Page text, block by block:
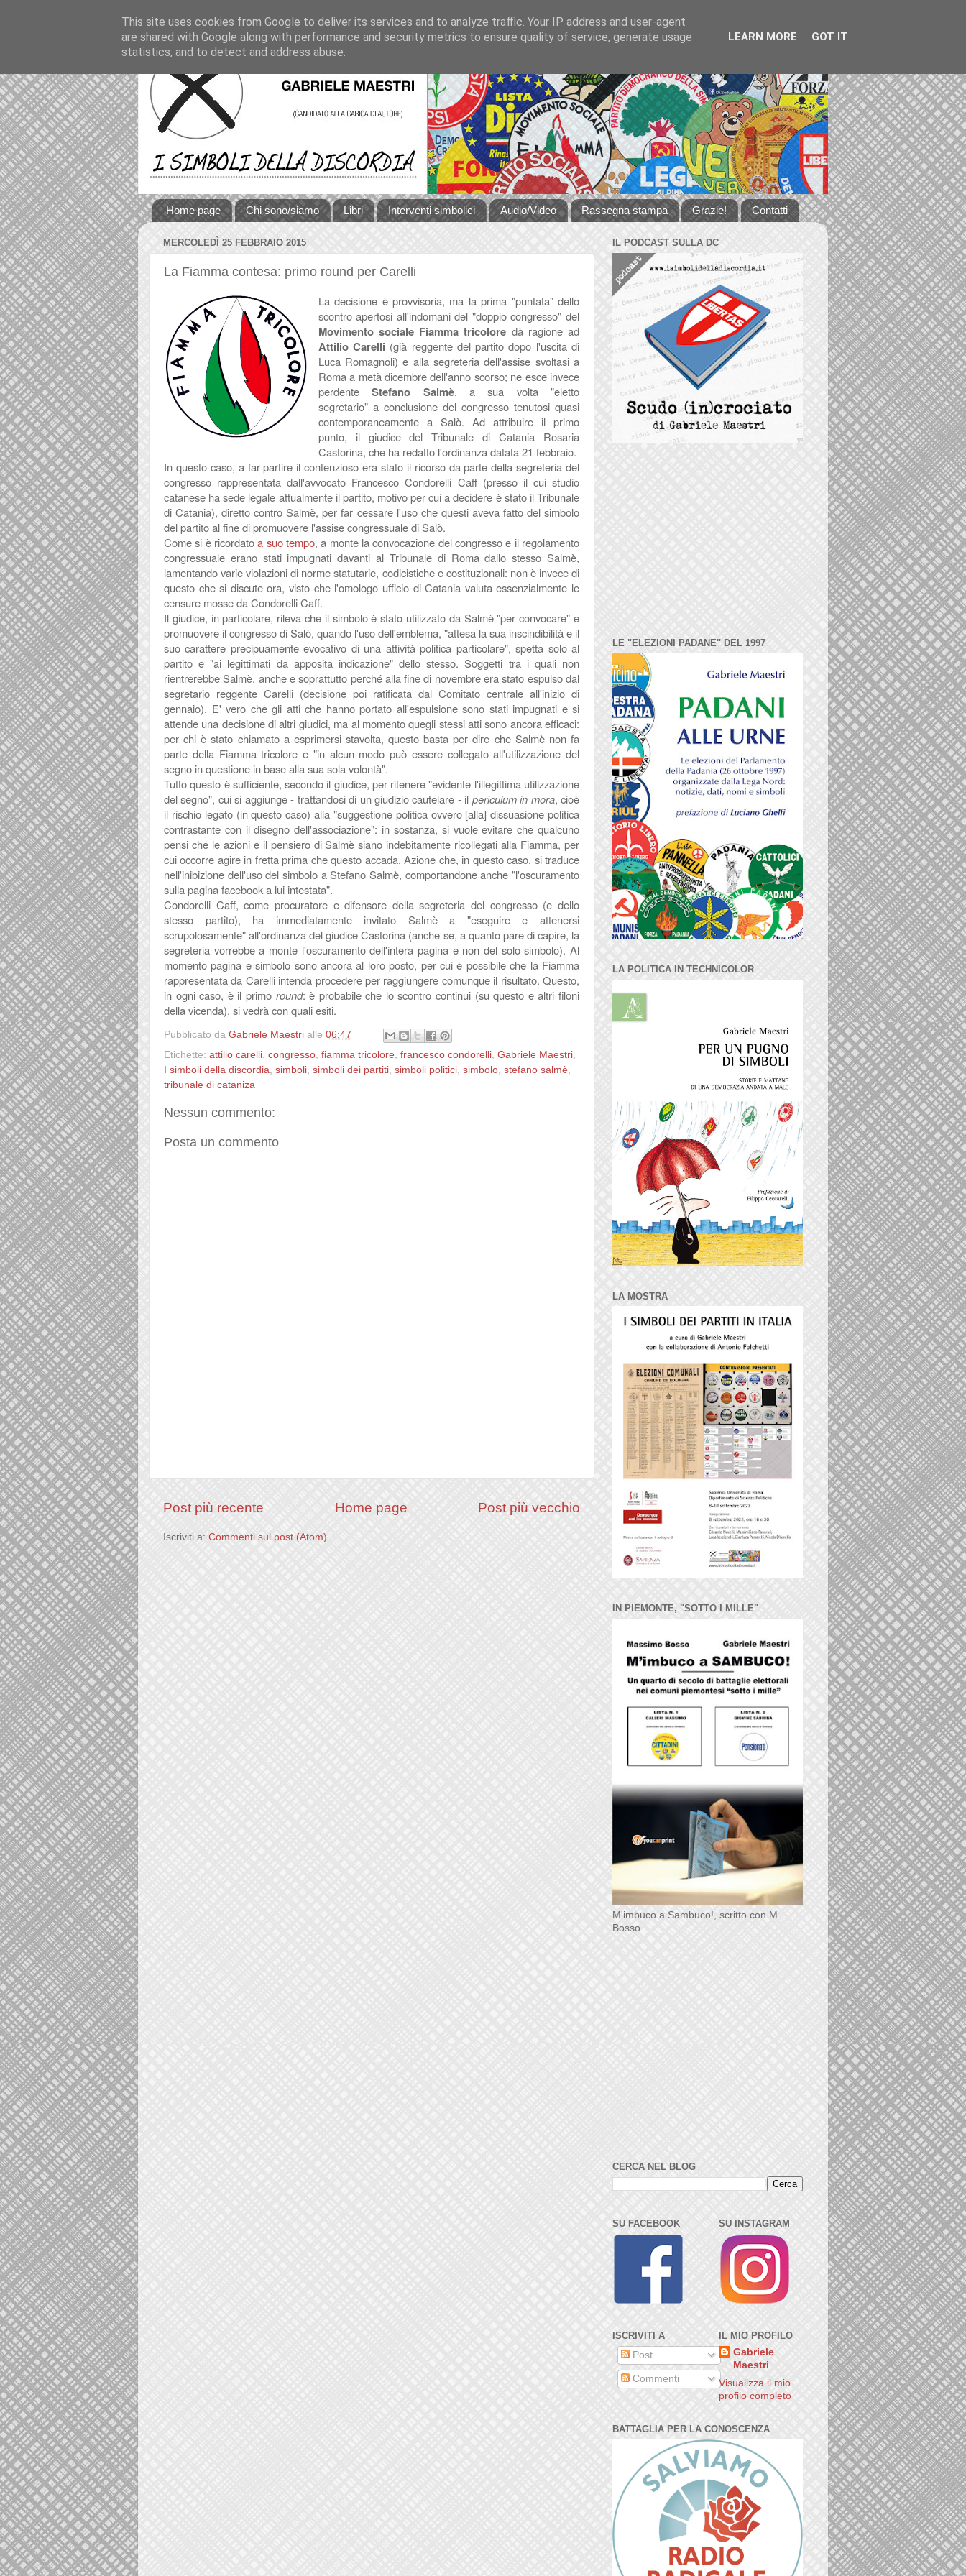
Home page Chi sono/siamo Libri Interventi simbolici Audio/Video Rassegna stampa Grazie! Contatti
MERCOLEDÌ 25 FEBBRAIO 2015
La Fiamma contesa: primo round per Carelli
La decisione è provvisoria, ma la prima "puntata" dello
scontro apertosi all'indomani del "doppio congresso" del
Movimento sociale Fiamma tricolore dà ragione ad
Attilio Carelli (già reggente del partito dopo l'uscita di
Luca Romagnoli) e alla segreteria dell'assise svoltasi a
Roma a metà dicembre dell'anno scorso; ne esce invece
perdenteStefano Salmè, a sua volta "eletto
segretario" a conclusione del congresso tenutosi quasi
contemporaneamente a Salò. Ad attribuire il primo
punto, il giudice del Tribunale di Catania Rosaria
Castorina, che ha redatto l'ordinanza datata 21 febbraio.
In questo caso, a far partire il contenzioso era stato il ricorso da parte della segreteria del
congresso rappresentata dall'avvocato Francesco Condorelli Caff (presso il cui studio
catanese ha sede legale attualmente il partito, motivo per cui a decidere è stato il Tribunale
di Catania), diretto contro Salmè, per far cessare l'uso che questi aveva fatto del simbolo
del partito al fine di promuovere l'assise congressuale di Salò.
Come si è ricordatoa suo tempo, a monte la convocazione del congresso e il regolamento
congressuale erano stati impugnati davanti al Tribunale di Roma dallo stesso Salmè,
lamentando varie violazioni di norme statutarie, codicistiche e costituzionali: non è invece di
questo che si discute ora, visto che l'omologo ufficio di Catania valuta essenzialmente le
censure mosse da Condorelli Caff.
Il giudice, in particolare, rileva che il simbolo è stato utilizzato da Salmè "per convocare" e
promuovere il congresso di Salò, quando l'uso dell'emblema, "attesa la sua inscindibilità e il
suo carattere precipuamente evocativo di una attività politica particolare", spetta solo al
partito e "ai legittimati da apposita indicazione" dello stesso. Soggetti tra i quali non
rientrerebbe Salmè, anche e soprattutto perché alla fine di novembre era stato espulso dal
segretario reggente Carelli (decisione poi ratificata dal Comitato centrale all'inizio di
gennaio). E' vero che gli atti che hanno portato all'espulsione sono stati impugnati e si
attende una decisione di altri giudici, ma al momento quegli stessi atti sono ancora efficaci:
per chi è stato chiamato a esprimersi stavolta, questo basta per dire che Salmè non fa
parte della Fiamma tricolore e "in alcun modo può essere collegato all'utilizzazione del
segno in questione in base alla sua sola volontà".
Tutto questo è sufficiente, secondo il giudice, per ritenere "evidente l'illegittima utilizzazione
del segno", cui si aggiunge - trattandosi di un giudizio cautelare - il periculum in mora, cioè
il rischio legato (in questo caso) alla "suggestione politica ovvero [alla] dissuasione politica
contrastante con il disegno dell'associazione": in sostanza, si vuole evitare che qualcuno
pensi che le azioni e il pensiero di Salmè siano indebitamente ricollegati alla Fiamma, per
cui occorre agire in fretta prima che questo accada. Azione che, in questo caso, si traduce
nell'inibizione dell'uso del simbolo a Stefano Salmè, comportandone anche "l'oscuramento
sulla pagina facebook a lui intestata".
Condorelli Caff, come procuratore e difensore della segreteria del congresso (e dello
stesso partito), ha immediatamente invitato Salmè a "eseguire e attenersi
scrupolosamente" all'ordinanza del giudice Castorina (anche se, a quanto pare di capire, la
segreteria vorrebbe a monte l'oscuramento dell'intera pagina e non del solo simbolo). Al
momento pagina e simbolo sono ancora al loro posto, per cui è possibile che la Fiamma
rappresentata da Carelli intenda procedere per raggiungere comunque il risultato. Questo,
in ogni caso, è il primo round: è probabile che lo scontro continui (su questo e altri filoni
della vicenda), si vedrà con quali esiti.
Pubblicato da Gabriele Maestri alle 06:47
Etichette: attilio carelli congresso fiamma tricolore francesco condorelli Gabriele Maestri
I simboli della discordia simboli simboli dei partiti simboli politici simbolo stefano salmè
tribunale di cataniza
Nessun commento:
Posta un commento
Post più recente Post più vecchio
Home page
Iscriviti a: Commenti sul post (Atom)
IL PODCAST SULLA DC
LE "ELEZIONI PADANE" DEL 1997
LA POLITICA IN TECHNICOLOR
LA MOSTRA
IN PIEMONTE, "SOTTO I MILLE"
M'imbuco a Sambuco!, scritto con M.
Bosso
CERCA NEL BLOG
SU FACEBOOK
ISCRIVITI A
Post
Commenti
SU INSTAGRAM
IL MIO PROFILO
Gabriele
Maestri
Visualizza il mio
profilo completo
BATTAGLIA PER LA CONOSCENZA
This site uses cookies from Google to deliver its services and to analyze traffic. Your IP address and user-agent
are shared with Google along with performance and security metrics to ensure quality of service, generate usage
statistics, and to detect and address abuse.
LEARN MORE GOT IT